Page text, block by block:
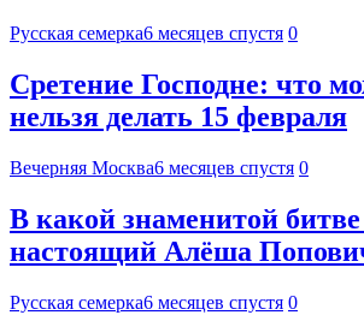
Русская семерка6 месяцев спустя 0
Сретение Господне: что
нельзя делать 15 февраля
Вечерняя Москва6 месяцев спустя 0
В какой знаменитой
настоящий Алёша
Русская семерка6 месяцев спустя 0